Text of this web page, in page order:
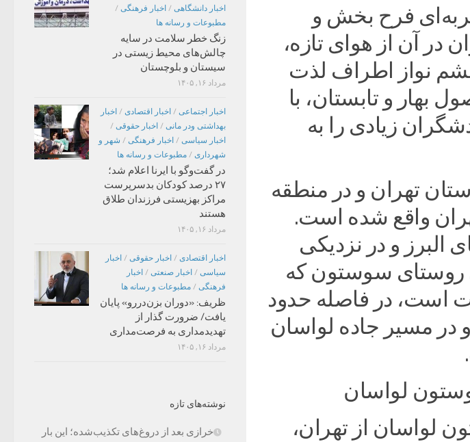
فرح بخش و
آن از هوای تازه،
نواز اطراف لذت
بهار و تابستان، با
زیادی را به
تهران و در منطقه
واقع شده است.
البرز و در نزدیکی
روستای سوستون که
است، در فاصله حدود
و در مسیر جاده لواسان
لواسان
لواسان از تهران،
اخبار دانشگاهی / اخبار فرهنگی /
مطبوعات و رسانه ها
زنگ خطر سلامت در سایه
چالش‌های محیط زیستی در
سیستان و بلوچستان
مرداد ۱۶, ۱۴۰۵
اخبار اجتماعی / اخبار اقتصادی / اخبار
بهداشتی ودر مانی / اخبار حقوقی /
اخبار سیاسی / اخبار فرهنگی / شهر و
شهرداری / مطبوعات و رسانه ها
در گفت‌وگو با ایرنا اعلام شد؛
۲۷ درصد کودکان بدسرپرست
مراکز بهزیستی فرزندان طلاق
هستند
مرداد ۱۶, ۱۴۰۵
اخبار اقتصادی / اخبار حقوقی / اخبار
سیاسی / اخبار صنعتی / اخبار
فرهنگی / مطبوعات و رسانه ها
ظریف: «دوران بزن‌دررو» پایان
یافت/ ضرورت گذار از
تهدیدمداری به فرصت‌مداری
مرداد ۱۶, ۱۴۰۵
نوشته‌های تازه
خرازی بعد از دروغ‌های تکذیب‌شده؛ این بار